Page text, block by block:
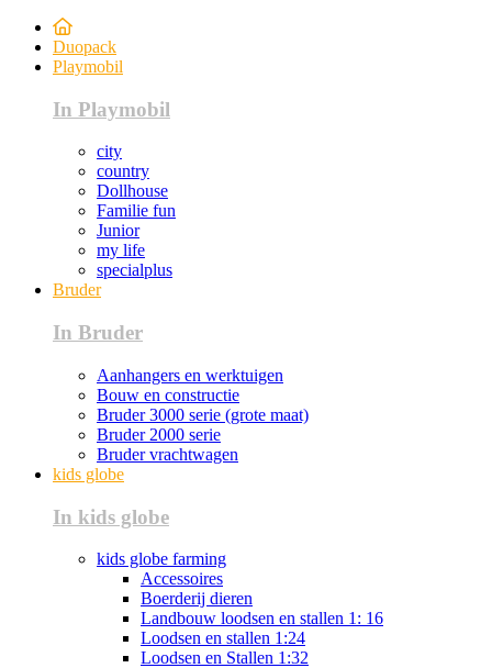
Duopack
Playmobil
In Playmobil
city
country
Dollhouse
Familie fun
Junior
my life
specialplus
Bruder
In Bruder
Aanhangers en werktuigen
Bouw en constructie
Bruder 3000 serie (grote maat)
Bruder 2000 serie
Bruder vrachtwagen
kids globe
In kids globe
kids globe farming
Accessoires
Boerderij dieren
Landbouw loodsen en stallen 1: 16
Loodsen en stallen 1:24
Loodsen en Stallen 1:32